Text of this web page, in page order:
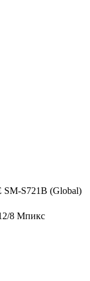
SM-S721B (Global)
8 Мпикс